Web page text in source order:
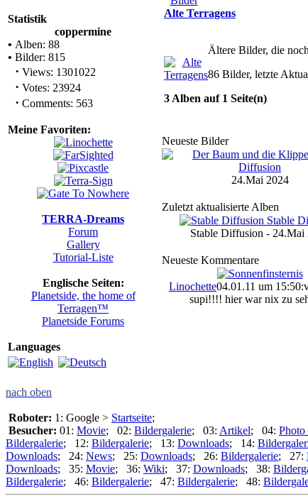
Statistik
coppermine
• Alben: 88
• Bilder: 815
· Views: 1301022
· Votes: 23924
· Comments: 563
Meine Favoriten:
TERRA-Dreams
Forum
Gallery
Tutorial-Liste
Englische Seiten:
Planetside, the home of
Terragen™
Planetside Forums
Languages
Alte Terragens
Ältere Bilder, die
86 Bilder, letzte
3 Alben auf 1 Seite(n)
Neueste Bilder
24.Mai 2024
Zuletzt aktualisierte Alben
Stable Diffusion - 24.Mai
Neueste Kommentare
Linochette04.01.11 um 15:50
supi!!!! hier war nix zu
nach oben
Roboter: 1: Google > Startseite;
Besucher: 01: Movie; 02: Bildergalerie; 03: Artikel; 04:
Bildergalerie; 12: Bildergalerie; 13: Downloads; 14:
Downloads; 24: News; 25: Downloads; 26: Bildergalerie; 27:
Downloads; 35: Movie; 36: Wiki; 37: Downloads; 38:
Bildergalerie; 46: Bildergalerie; 47: Bildergalerie; 48: